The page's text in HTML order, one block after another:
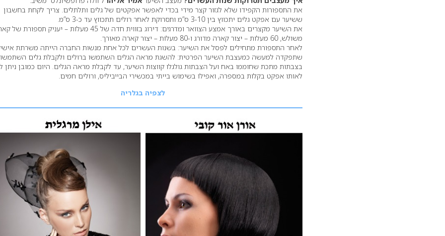
את התספורות הקפידו שלא לגזור קצר מידי בכדי לאפשר אפקטים של גלים ותלתלים. צריך לקחת בחשבון
ששיער עם אפקט גלים יתכווץ בין 3-10 ס”מ ותסרוקת לאחר רולים תתכווץ עד כ-3 ס”מ.
את השיער מקצרים באורך אמצע הצוואר ומדרגים: דירוג בזווית חדה של 45 מעלות – יעניק תספורת
משולש, 60 מעלות – יצור קארה מדורג ו-80 מעלות – יצור קארה מאורך.
לאחר התספורת מתחילים לפסל את השיער: בשנות העשרים לכל אחת מנשות החברה הייתה משרתת
שתפקדה למעשה כמעצבת השיער הפרטית: להשגת מראה הגלים השתמשו ברולים ולקבלת גלים השתמשו
בצבתות מתכת שחוממו באח ועל הצבתות גולגלו קווצות השיער, עד לקבלת מראה הגלים. היום כמובן ניתן
לאותו אפקט בקלות במספרה, ואפילו בשימוש בייתי במכשירי הבייביליס, ורולים חמים.
לצפיה בגלריה